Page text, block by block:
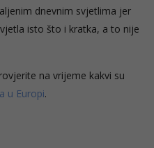
dnevnim svjetlima jer
isto što i kratka, a to nije
na vrijeme kakvi su
u Europi.